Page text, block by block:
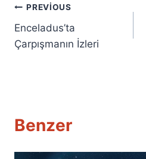
Yazı
gezinmesi
PREVIOUS
Enceladus’ta
Çarpışmanın İzleri
Benzer